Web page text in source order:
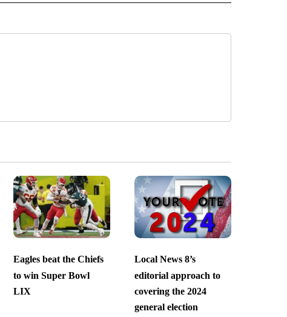
Eagles beat the Chiefs
to win Super Bowl
LIX
Local News 8’s
editorial approach to
covering the 2024
general election